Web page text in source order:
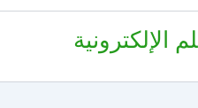
الإلكترونية